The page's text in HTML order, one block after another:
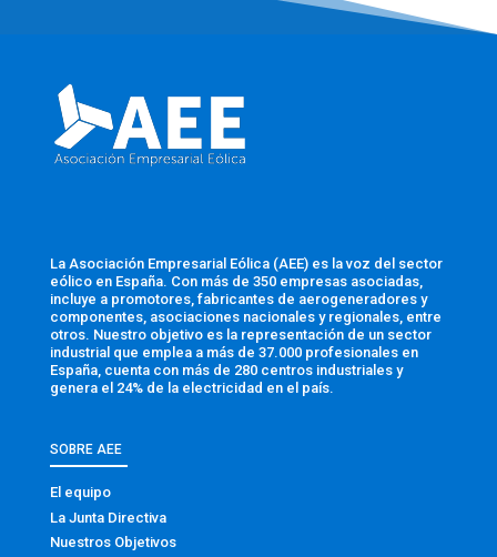
La Asociación Empresarial Eólica (AEE) es la voz del sector
eólico en España. Con más de 350 empresas asociadas,
incluye a promotores, fabricantes de aerogeneradores y
componentes, asociaciones nacionales y regionales, entre
otros. Nuestro objetivo es la representación de un sector
industrial que emplea a más de 37.000 profesionales en
España, cuenta con más de 280 centros industriales y
genera el 24% de la electricidad en el país.
SOBRE AEE
El equipo
La Junta Directiva
Nuestros Objetivos